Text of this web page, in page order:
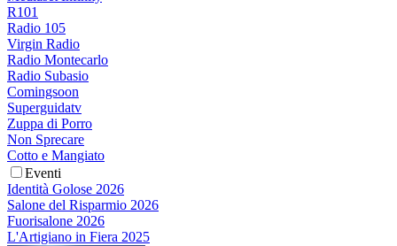
R101
Radio 105
Virgin Radio
Radio Montecarlo
Radio Subasio
Comingsoon
Superguidatv
Zuppa di Porro
Non Sprecare
Cotto e Mangiato
Eventi
Identità Golose 2026
Salone del Risparmio 2026
Fuorisalone 2026
L'Artigiano in Fiera 2025